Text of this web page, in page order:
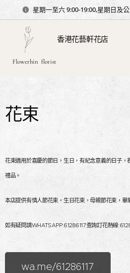
星期一至六 9:00-19:00,星期日及
香港花藝軒花店
Flowerhin florist
花束
花束適用於喜慶的節日，生日，有紀念意義的日子
禮品。
本店提供有情人節花束，生日花束，母親節花束，畢
如有疑問請WHATSAPP:61286117查詢訂花熱線
wa.me/61286117